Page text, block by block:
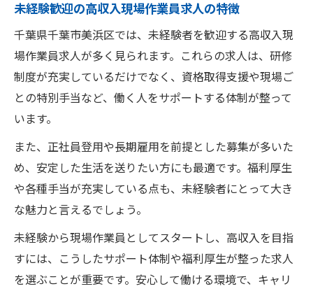
未経験歓迎の高収入現場作業員求人の特徴
千葉県千葉市美浜区では、未経験者を歓迎する高収入現
場作業員求人が多く見られます。これらの求人は、研修
制度が充実しているだけでなく、資格取得支援や現場ご
との特別手当など、働く人をサポートする体制が整って
います。
また、正社員登用や長期雇用を前提とした募集が多いた
め、安定した生活を送りたい方にも最適です。福利厚生
や各種手当が充実している点も、未経験者にとって大き
な魅力と言えるでしょう。
未経験から現場作業員としてスタートし、高収入を目指
すには、こうしたサポート体制や福利厚生が整った求人
を選ぶことが重要です。安心して働ける環境で、キャリ